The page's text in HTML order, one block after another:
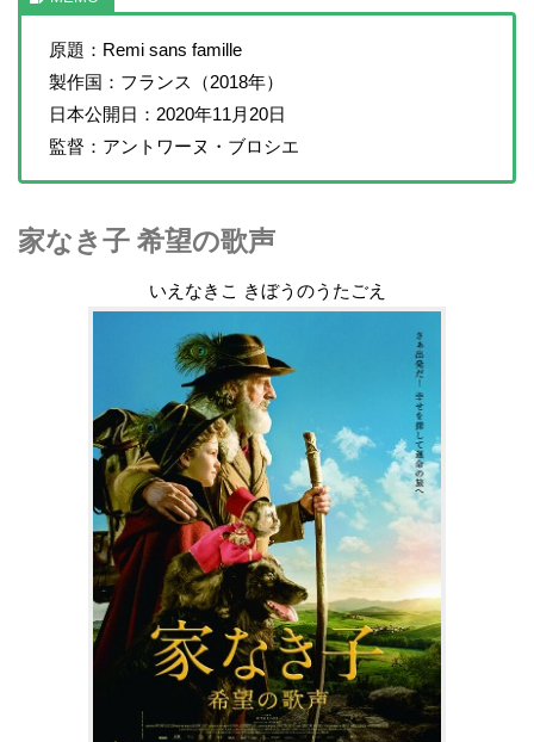
原題：Remi sans famille
製作国：フランス（2018年）
日本公開日：2020年11月20日
監督：アントワーヌ・ブロシエ
家なき子 希望の歌声
いえなきこ きぼうのうたごえ